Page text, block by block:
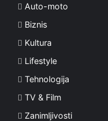
Auto-moto
Biznis
Kultura
Lifestyle
Tehnologija
TV & Film
Zanimljivosti